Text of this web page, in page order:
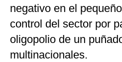
negativo en el
control del sector por
oligopolio de un
multinacionales.